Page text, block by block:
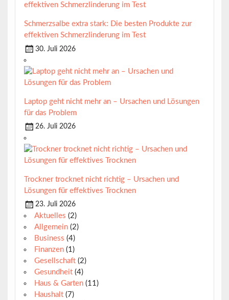
Schmerzsalbe extra stark: Die besten Produkte zur
effektiven Schmerzlinderung im Test
30. Juli 2026
Laptop geht nicht mehr an – Ursachen und Lösungen
für das Problem
26. Juli 2026
Trockner trocknet nicht richtig – Ursachen und
Lösungen für effektives Trocknen
23. Juli 2026
Aktuelles (2)
Allgemein(2)
Business (4)
Finanzen(1)
Gesellschaft(2)
Gesundheit(4)
Haus & Garten(11)
Haushalt(7)